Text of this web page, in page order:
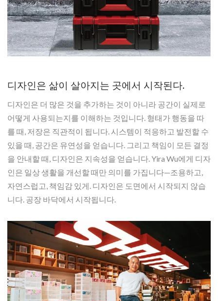
디자인은 삶이 살아지는 곳에서 시작된다.
디자인은 더 많은 것을 추가하는 것이 아니라 공간이 실제로
어떻게 사용되는지를 이해하는 것입니다. 형태가 행동을 따
를 때, 저장은 직관적이 됩니다. 시스템이 적응하고 발전할 수
있을 때, 공간은 유연성을 얻습니다. 그리고 책임이 모든 결정
을 안내할 때, 디자인은 지속성을 얻습니다. Yira Wu에게 디자
인은 일상 생활을 개선할 때만 의미를 가집니다—조용하고,
자연스럽고, 책임감 있게. 디자인은 도면에서 시작되지 않습
니다. 공장 바닥에서 시작됩니다.